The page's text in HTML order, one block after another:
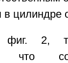
в цилиндре
фиг. 2,
что